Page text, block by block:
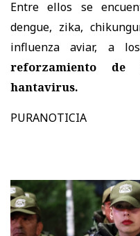
Entre ellos se
dengue, zika,
influenza aviar, a
reforzamiento
hantavirus.
PURANOTICIA